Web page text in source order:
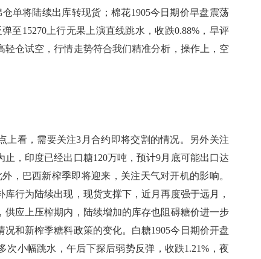
单将陆续出库转现货；棉花1905今日期价早盘震荡
至15270上行无果上演直线跳水，收跌0.88%，早评
仓试空，行情走势符合我们精准分析，操作上，空
看，需要关注3月合约即将交割的情况。另外关注
，印度已经出口糖120万吨，预计9月底可能出口达
，巴西新榨季即将迎来，关注天气对开机的影响。
行为陆续出现，现货支撑下，近月再度强于远月，
应上压榨期内，陆续增加的库存也阻碍糖价进一步
况和新榨季糖料政策的变化。白糖1905今日期价开盘
小幅跳水，午后下探后弱势反弹，收跌1.21%，夜